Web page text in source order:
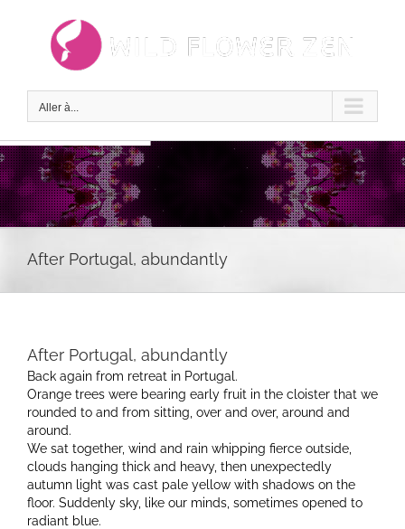
Aller à...
After Portugal, abundantly
After Portugal, abundantly
Back again from retreat in Portugal.
Orange trees were bearing early fruit in the cloister that we
rounded to and from sitting, over and over, around and
around.
We sat together, wind and rain whipping fierce outside,
clouds hanging thick and heavy, then unexpectedly
autumn light was cast pale yellow with shadows on the
floor. Suddenly sky, like our minds, sometimes opened to
radiant blue.